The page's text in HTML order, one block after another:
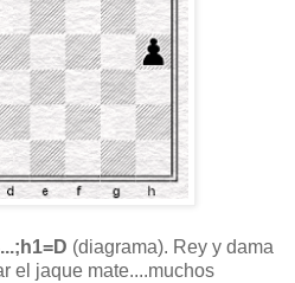
(diagrama). Rey y dama
el jaque mate....muchos